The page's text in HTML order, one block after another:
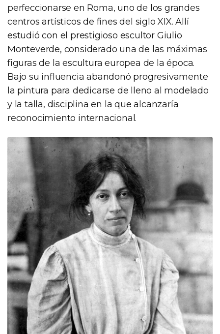
perfeccionarse en Roma, uno de los grandes
centros artísticos de fines del siglo XIX. Allí
estudió con el prestigioso escultor Giulio
Monteverde, considerado una de las máximas
figuras de la escultura europea de la época.
Bajo su influencia abandonó progresivamente
la pintura para dedicarse de lleno al modelado
y la talla, disciplina en la que alcanzaría
reconocimiento internacional.